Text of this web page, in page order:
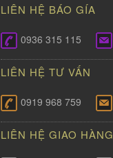
LIÊN HỆ BÁO GÍA
0936 315 115
LIÊN HỆ TƯ VẤN
0919 968 759
LIÊN HỆ GIAO HÀNG